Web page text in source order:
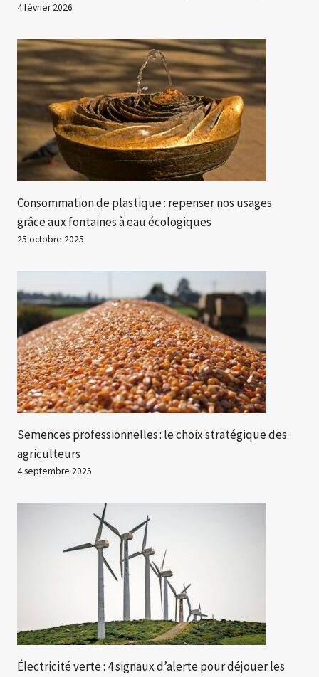
4 février 2026
Consommation de plastique : repenser nos usages
grâce aux fontaines à eau écologiques
25 octobre 2025
Semences professionnelles : le choix stratégique des
agriculteurs
4 septembre 2025
Électricité verte : 4 signaux d’alerte pour déjouer les